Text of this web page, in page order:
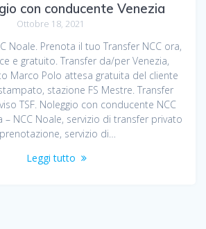
con conducente Venezia
Ottobre 18, 2021
Noale. Prenota il tuo Transfer NCC ora,
e gratuito. Transfer da/per Venezia,
Marco Polo attesa gratuita del cliente
stazione FS Mestre. Transfer
TSF. Noleggio con conducente NCC
NCC Noale, servizio di transfer privato
servizio di…
Leggi tutto